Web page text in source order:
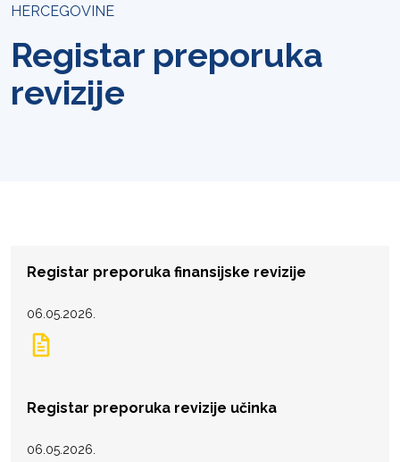
HERCEGOVINE
Registar preporuka
revizije
Registar preporuka finansijske revizije
06.05.2026.
Registar preporuka revizije učinka
06.05.2026.